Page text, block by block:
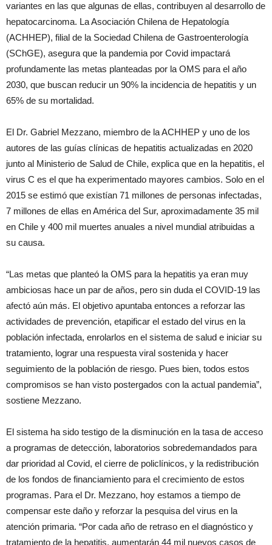
variantes en las que algunas de ellas, contribuyen al desarrollo de
hepatocarcinoma. La Asociación Chilena de Hepatología
(ACHHEP), filial de la Sociedad Chilena de Gastroenterología
(SChGE), asegura que la pandemia por Covid impactará
profundamente las metas planteadas por la OMS para el año
2030, que buscan reducir un 90% la incidencia de hepatitis y un
65% de su mortalidad.
El Dr. Gabriel Mezzano, miembro de la ACHHEP y uno de los
autores de las guías clínicas de hepatitis actualizadas en 2020
junto al Ministerio de Salud de Chile, explica que en la hepatitis, el
virus C es el que ha experimentado mayores cambios. Solo en el
2015 se estimó que existían 71 millones de personas infectadas,
7 millones de ellas en América del Sur, aproximadamente 35 mil
en Chile y 400 mil muertes anuales a nivel mundial atribuidas a
su causa.
“Las metas que planteó la OMS para la hepatitis ya eran muy
ambiciosas hace un par de años, pero sin duda el COVID-19 las
afectó aún más. El objetivo apuntaba entonces a reforzar las
actividades de prevención, etapificar el estado del virus en la
población infectada, enrolarlos en el sistema de salud e iniciar su
tratamiento, lograr una respuesta viral sostenida y hacer
seguimiento de la población de riesgo. Pues bien, todos estos
compromisos se han visto postergados con la actual pandemia”,
sostiene Mezzano.
El sistema ha sido testigo de la disminución en la tasa de acceso
a programas de detección, laboratorios sobredemandados para
dar prioridad al Covid, el cierre de policlínicos, y la redistribución
de los fondos de financiamiento para el crecimiento de estos
programas. Para el Dr. Mezzano, hoy estamos a tiempo de
compensar este daño y reforzar la pesquisa del virus en la
atención primaria. “Por cada año de retraso en el diagnóstico y
tratamiento de la hepatitis, aumentarán 44 mil nuevos casos de